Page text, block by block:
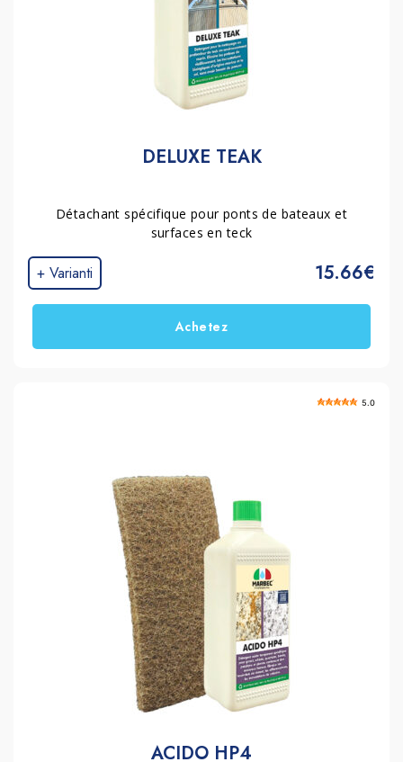
DELUXE TEAK
Détachant spécifique pour ponts de bateaux et
surfaces en teck
+ Varianti 15.66€
Achetez
5.0
ACIDO HP4